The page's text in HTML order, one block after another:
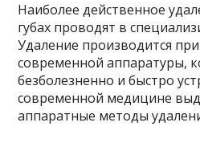
Наиболее действенное
губах проводят в
Удаление производится
современной аппаратуры,
безболезненно и быстро
современной медицине
аппаратные методы